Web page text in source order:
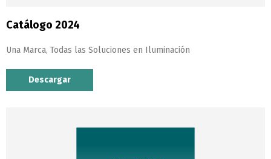
Catálogo 2024
Una Marca, Todas las Soluciones en Iluminación
Descargar